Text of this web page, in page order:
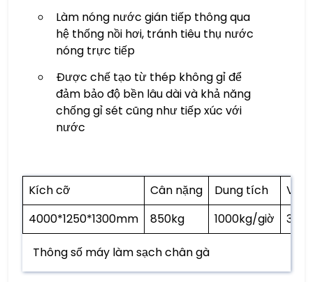
Làm nóng nước gián tiếp thông qua
hệ thống nồi hơi, tránh tiêu thụ nước
nóng trực tiếp
Được chế tạo từ thép không gỉ để
đảm bảo độ bền lâu dài và khả năng
chống gỉ sét cũng như tiếp xúc với
nước
Kích cỡ Cân nặng Dung tích
Vôn
4000*1250*1300mm
850kg 1000kg/giờ
Thông số máy làm sạch chân gà